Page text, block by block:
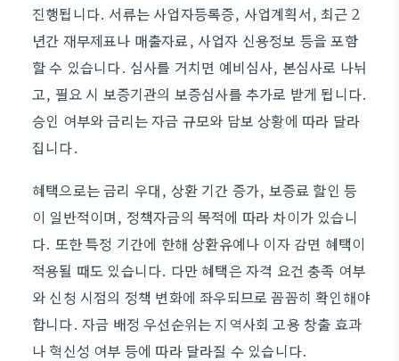
진행됩니다. 서류는 사업자등록증, 사업계획서, 최근 2
년간 재무제표나 매출자료, 사업자 신용정보 등을 포함
할 수 있습니다. 심사를 거치면 예비심사, 본심사로 나뉘
고, 필요 시 보증기관의 보증심사를 추가로 받게 됩니다.
승인 여부와 금리는 자금 규모와 담보 상황에 따라 달라
집니다.
혜택으로는 금리 우대, 상환 기간 증가, 보증료 할인 등
이 일반적이며, 정책자금의 목적에 따라 차이가 있습니
다. 또한 특정 기간에 한해 상환유예나 이자 감면 혜택이
적용될 때도 있습니다. 다만 혜택은 자격 요건 충족 여부
와 신청 시점의 정책 변화에 좌우되므로 꼼꼼히 확인해야
합니다. 자금 배정 우선순위는 지역사회 고용 창출 효과
나 혁신성 여부 등에 따라 달라질 수 있습니다.